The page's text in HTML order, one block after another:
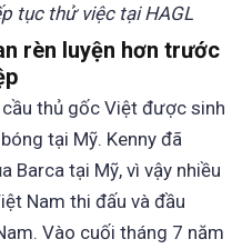
tục thử việc tại HAGL
rèn luyện hơn trước
cầu thủ gốc Việt được sinh
tại Mỹ. Kenny đã
Barca tại Mỹ, vì vậy nhiều
Nam thi đấu và đầu
Vào cuối tháng 7 năm